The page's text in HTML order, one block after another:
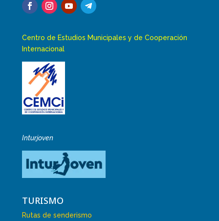
Centro de Estudios Municipales y de Cooperación
Internacional
Inturjoven
TURISMO
Rutas de senderismo